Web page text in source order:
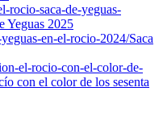
rocio-saca-de-yeguas-
Yeguas 2025
en-el-rocio-2024/Saca
el-rocio-con-el-color-de-
con el color de los sesenta